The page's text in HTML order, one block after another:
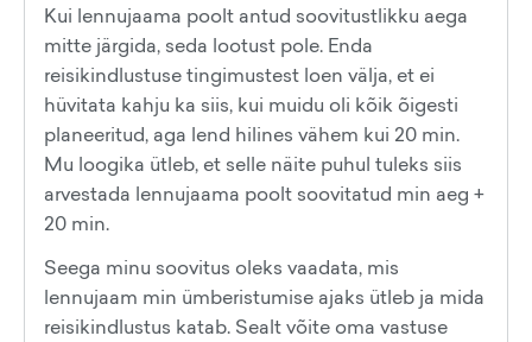
Kui lennujaama poolt antud soovitustlikku aega
mitte järgida, seda lootust pole. Enda
reisikindlustuse tingimustest loen välja, et ei
hüvitata kahju ka siis, kui muidu oli kõik õigesti
planeeritud, aga lend hilines vähem kui 20 min.
Mu loogika ütleb, et selle näite puhul tuleks siis
arvestada lennujaama poolt soovitatud min aeg +
20 min.
Seega minu soovitus oleks vaadata, mis
lennujaam min ümberistumise ajaks ütleb ja mida
reisikindlustus katab. Sealt võite oma vastuse